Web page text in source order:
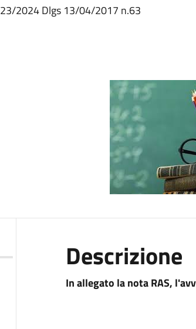
2024 Dlgs 13/04/2017 n.63
Descrizione
In allegato la nota RAS,